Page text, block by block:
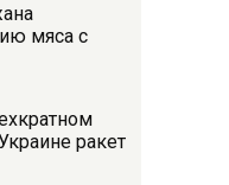
мяса с
ракет